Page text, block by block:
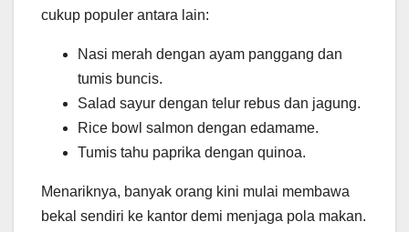
cukup populer antara lain:
Nasi merah dengan ayam panggang dan
tumis buncis.
Salad sayur dengan telur rebus dan jagung.
Rice bowl salmon dengan edamame.
Tumis tahu paprika dengan quinoa.
Menariknya, banyak orang kini mulai membawa
bekal sendiri ke kantor demi menjaga pola makan.